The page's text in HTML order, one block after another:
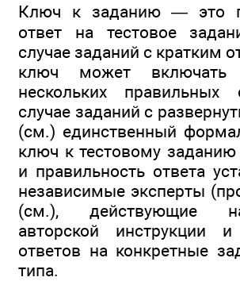
Ключ к заданию — это
ответ на тестовое
случае заданий с кратким
ключ может
нескольких правильных
случае заданий с
(см.) единственный
ключ к тестовому заданию
и правильность ответа
независимые эксперты
(см.), действующие
авторской инструкции
ответов на конкретные
типа.